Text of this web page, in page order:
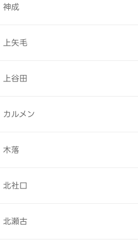
神成
上矢毛
上谷田
カルメン
木落
北社口
北瀬古